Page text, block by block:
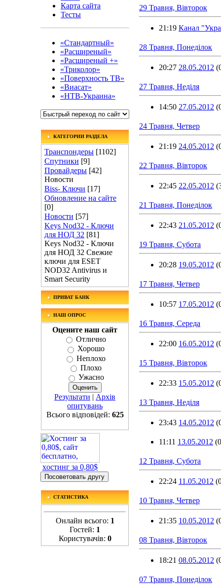
Карта сайта
Тесты
«Стандартный»
«Расширеный»
«Расширеный +»
«Триколор»
«Поверхность ТВ»
«Виасат»
«НТВ-Украина»
КАТЕГОРИИ РАЗДЕЛА
Транспондеры [1102]
Спутники [9]
Провайдеры [42]
Новости
Biss- Ключи [17]
Обновление на сайте
[0]
Новости [57]
Keys Nod32 - Ключи
для НОД 32 [81]
Keys Nod32 - Ключи
для НОД 32 Свежие
ключи для ESET
NOD32 Antivirus и
Smart Security
ПРИВАТ БАНК
НАШ ОПРОС
Оцените наш сайт
Отлично
Хорошо
Неплохо
Плохо
Ужасно
Результати | Архів
опитувань
Всього відповідей: 625
xостинг за 0,80$
СТАТИСТИКА
Онлайн всього: 1
Гостей: 1
Користувачів: 0
29 Травня, Вівторок
21:19 Канал
28 Травня, Понеділок
20:27 28.05.2012
27 Травня, Неділя
14:50 27.05.2012
24 Травня, Четвер
21:19 24.05.2012
22 Травня, Вівторок
22:45 22.05.2012
21 Травня, Понеділок
22:43 21.05.2012
19 Травня, Субота
20:28 19.05.2012
17 Травня, Четвер
10:57 17.05.2012
16 Травня, Середа
22:00 16.05.2012
15 Травня, Вівторок
22:33 15.05.2012
13 Травня, Неділя
23:43 14.05.2012
11:11 13.05.2012
12 Травня, Субота
22:24 11.05.2012
10 Травня, Четвер
21:35 10.05.2012
08 Травня, Вівторок
18:21 08.05.2012
07 Травня, Понеділок